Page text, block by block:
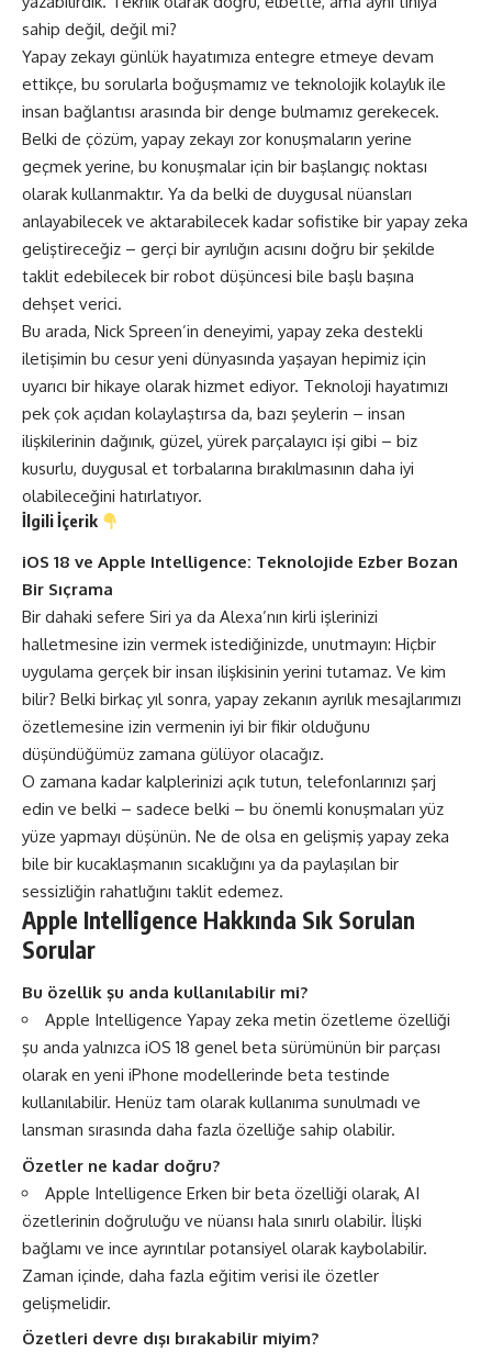
sahip değil, değil mi?
Yapay zekayı günlük hayatımıza entegre etmeye devam
ettikçe, bu sorularla boğuşmamız ve teknolojik kolaylık ile
insan bağlantısı arasında bir denge bulmamız gerekecek.
Belki de çözüm, yapay zekayı zor konuşmaların yerine
geçmek yerine, bu konuşmalar için bir başlangıç noktası
olarak kullanmaktır. Ya da belki de duygusal nüansları
anlayabilecek ve aktarabilecek kadar sofistike bir yapay zeka
geliştireceğiz – gerçi bir ayrılığın acısını doğru bir şekilde
taklit edebilecek bir robot düşüncesi bile başlı başına
dehşet verici.
Bu arada, Nick Spreen’in deneyimi, yapay zeka destekli
iletişimin bu cesur yeni dünyasında yaşayan hepimiz için
uyarıcı bir hikaye olarak hizmet ediyor. Teknoloji hayatımızı
pek çok açıdan kolaylaştırsa da, bazı şeylerin – insan
ilişkilerinin dağınık, güzel, yürek parçalayıcı işi gibi – biz
kusurlu, duygusal et torbalarına bırakılmasının daha iyi
olabileceğini hatırlatıyor.
İlgili İçerik
iOS 18 ve Apple Intelligence: Teknolojide Ezber Bozan
Bir Sıçrama
Bir dahaki sefere Siri ya da Alexa’nın kirli işlerinizi
halletmesine izin vermek istediğinizde, unutmayın: Hiçbir
uygulama gerçek bir insan ilişkisinin yerini tutamaz. Ve kim
bilir? Belki birkaç yıl sonra, yapay zekanın ayrılık mesajlarımızı
özetlemesine izin vermenin iyi bir fikir olduğunu
düşündüğümüz zamana gülüyor olacağız.
O zamana kadar kalplerinizi açık tutun, telefonlarınızı şarj
edin ve belki – sadece belki – bu önemli konuşmaları yüz
yüze yapmayı düşünün. Ne de olsa en gelişmiş yapay zeka
bile bir kucaklaşmanın sıcaklığını ya da paylaşılan bir
sessizliğin rahatlığını taklit edemez.
Apple Intelligence Hakkında Sık Sorulan
Sorular
Bu özellik şu anda kullanılabilir mi?
Apple Intelligence Yapay zeka metin özetleme özelliği
şu anda yalnızca iOS 18 genel beta sürümünün bir parçası
olarak en yeni iPhone modellerinde beta testinde
kullanılabilir. Henüz tam olarak kullanıma sunulmadı ve
lansman sırasında daha fazla özelliğe sahip olabilir.
Özetler ne kadar doğru?
Apple Intelligence Erken bir beta özelliği olarak, AI
özetlerinin doğruluğu ve nüansı hala sınırlı olabilir. İlişki
bağlamı ve ince ayrıntılar potansiyel olarak kaybolabilir.
Zaman içinde, daha fazla eğitim verisi ile özetler
gelişmelidir.
Özetleri devre dışı bırakabilir miyim?